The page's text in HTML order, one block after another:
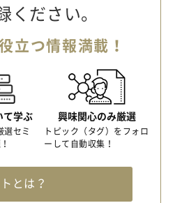
ください。
立つ情報満載！
て学ぶ
選セミ
興味関心のみ厳選
トピック（タグ）をフォロ
ーして自動収集！
とは？